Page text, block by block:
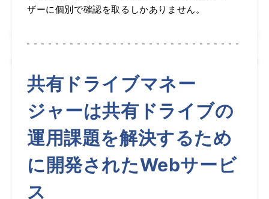
ザーに個別で確認を取るしかありません。
共有ドライブマネー
ジャーは共有ドライブの
運用課題を解決するため
に開発されたWebサービ
ス